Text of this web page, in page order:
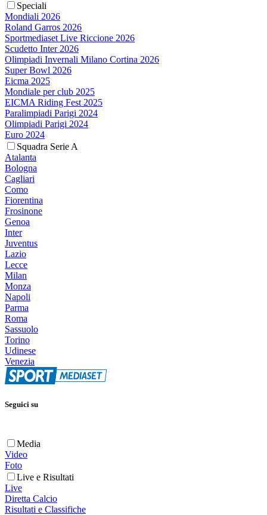
Speciali
Mondiali 2026
Roland Garros 2026
Sportmediaset Live Riccione 2026
Scudetto Inter 2026
Olimpiadi Invernali Milano Cortina 2026
Super Bowl 2026
Eicma 2025
Mondiale per club 2025
EICMA Riding Fest 2025
Paralimpiadi Parigi 2024
Olimpiadi Parigi 2024
Euro 2024
Squadra Serie A
Atalanta
Bologna
Cagliari
Como
Fiorentina
Frosinone
Genoa
Inter
Juventus
Lazio
Lecce
Milan
Monza
Napoli
Parma
Roma
Sassuolo
Torino
Udinese
Venezia
Seguici su
Media
Video
Foto
Live e Risultati
Live
Diretta Calcio
Risultati e Classifiche